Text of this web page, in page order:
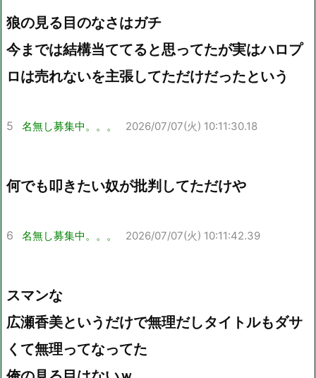
狼の見る目のなさはガチ
今までは結構当ててると思ってたが実はハロプ
ロは売れないを主張してただけだったという
5 名無し募集中。。。 2026/07/07(火) 10:11:30.18
何でも叩きたい奴が批判してただけや
6 名無し募集中。。。 2026/07/07(火) 10:11:42.39
スマンな
広瀬香美というだけで無理だしタイトルもダサ
くて無理ってなってた